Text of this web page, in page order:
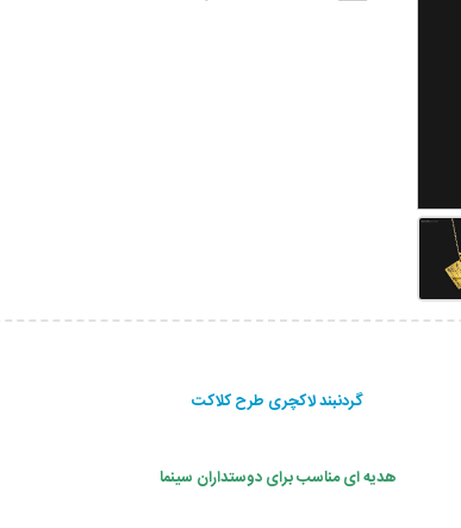
گردنبند لاکچری طرح کلاکت
هدیه ای مناسب برای دوستداران سینما